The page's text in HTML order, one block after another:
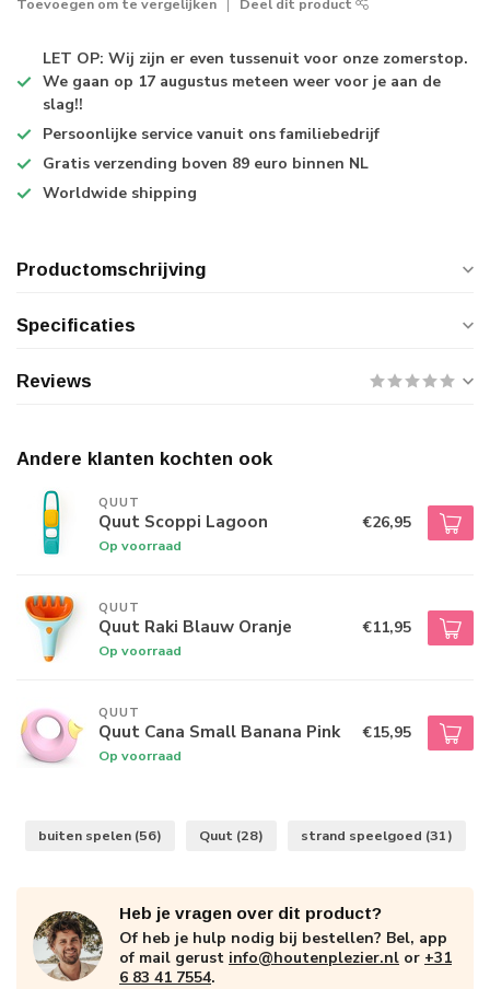
Toevoegen om te vergelijken Deel dit product
LET OP: Wij zijn er even tussenuit voor onze zomerstop.
We gaan op 17 augustus meteen weer voor je aan de
slag!!
Persoonlijke service vanuit ons familiebedrijf
Gratis verzending boven 89 euro binnen NL
Worldwide shipping
Productomschrijving
Specificaties
Reviews
Andere klanten kochten ook
QUUT
Quut Scoppi Lagoon
Op voorraad
€26,95
QUUT
Quut Raki Blauw Oranje
Op voorraad
€11,95
QUUT
Quut Cana Small Banana Pink
Op voorraad
€15,95
buiten spelen (56) Quut (28) strand speelgoed (31)
Heb je vragen over dit product?
Of heb je hulp nodig bij bestellen? Bel, app
of mail gerust info@houtenplezier.nl or +31
6 83 41 7554.